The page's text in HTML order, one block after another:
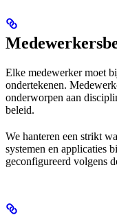
Elke medewerker moet
ondertekenen.
onderworpen aan
beleid.
We hanteren een strikt
systemen en applicaties
geconfigureerd volgens